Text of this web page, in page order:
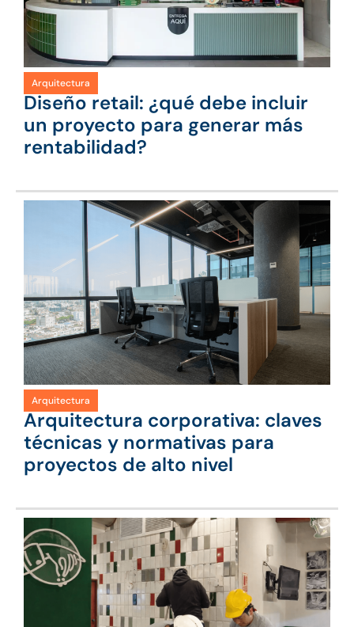
Arquitectura
Diseño retail: ¿qué debe incluir
un proyecto para generar más
rentabilidad?
Arquitectura
Arquitectura corporativa: claves
técnicas y normativas para
proyectos de alto nivel